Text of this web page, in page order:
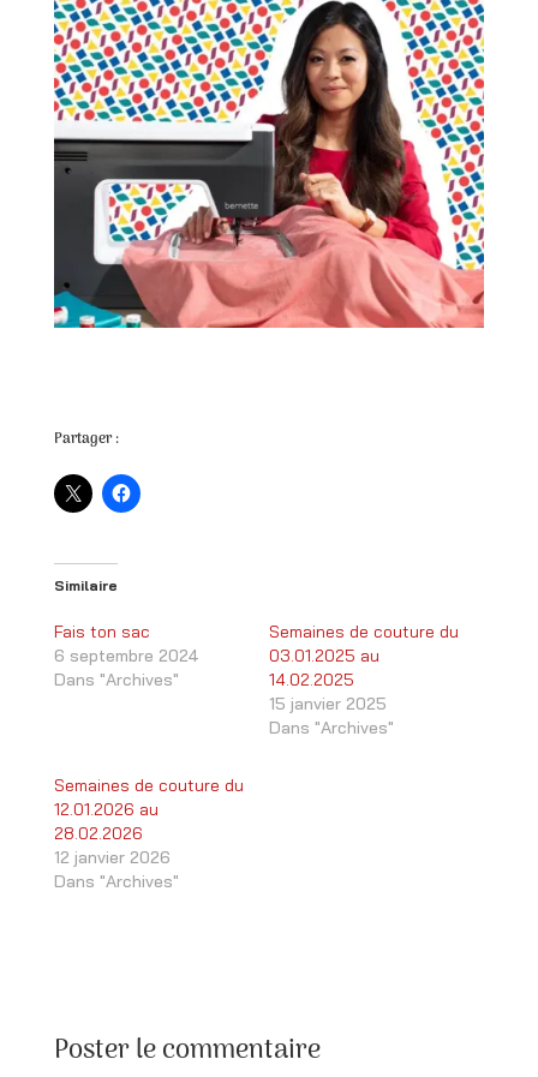
Partager :
Similaire
Fais ton sac
6 septembre 2024
Dans "Archives"
Semaines de couture du
03.01.2025 au
14.02.2025
15 janvier 2025
Dans "Archives"
Semaines de couture du
12.01.2026 au
28.02.2026
12 janvier 2026
Dans "Archives"
Poster le commentaire